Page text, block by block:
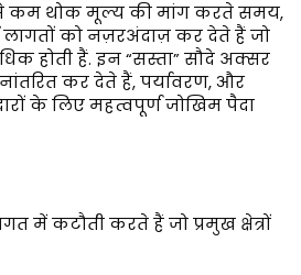
कम थोक मूल्य की मांग करते समय,
लागतों को नज़रअंदाज़ कर देते हैं जो
होती हैं. इन “सस्ता” सौदे अक्सर
कर देते हैं, पर्यावरण, और
के लिए महत्वपूर्ण जोखिम पैदा
में कटौती करते हैं जो प्रमुख क्षेत्रों